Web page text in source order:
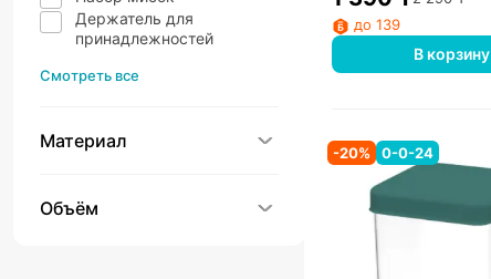
Держатель для
принадлежностей
Смотреть все
Материал
Объём
до 139
В корзину
-20% 0-0-24